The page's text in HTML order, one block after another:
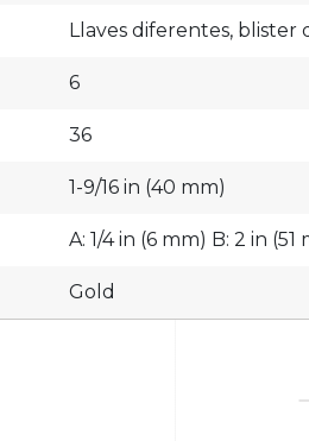
Llaves diferentes, blister
6
36
1-9/16 in (40 mm)
A: 1/4 in (6 mm) B: 2 in (51
Gold